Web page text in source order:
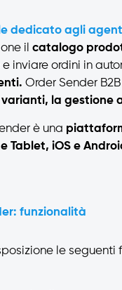
dedicato agli
il catalogo
inviare ordini in
Order Sender
la gestione
è una
Tablet, iOS e
funzionalità
le seguenti